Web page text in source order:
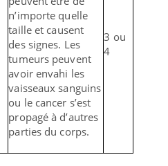
n’importe quelle
taille et causent
des signes. Les
tumeurs peuvent
avoir envahi les
vaisseaux sanguins
ou le cancer s’est
propagé à d’autres
parties du corps.
3 ou
4